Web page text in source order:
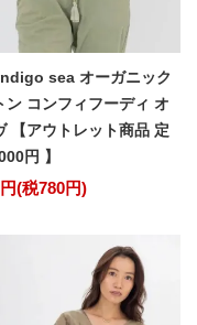
sea オーガニック
ン コンフィフーディ オ
【アウトレット商品 定
円 】
(税780円)